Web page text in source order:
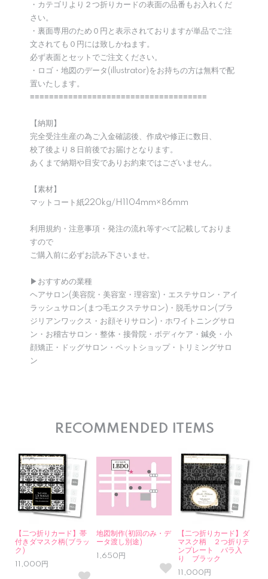
・カテゴリより２つ折りカードの表面の品番もお入れくだ
さい。
・裏面専用のため０円と表示されておりますが単品でご注
文されても０円には致しかねます。
必ず表面とセットでご注文ください。
・ロゴ・地図のデータ(illustrator)をお持ちの方は無料で配
置いたします。
≡≡≡≡≡≡≡≡≡≡≡≡≡≡≡≡≡≡≡≡≡≡≡≡≡≡≡≡≡≡≡≡≡≡≡≡≡
【納期】
完全受注生産の為ご入金確認後、作成や修正に数日、
校了後より８日前後でお届けとなります。
あくまで納期や目安でありお約束ではございません。
【素材】
マットコート紙220kg/H1104mm×86mm
利用規約・注意事項・発注の流れ等すべて記載しておりま
すので
ご購入前に必ずお読み下さいませ。
▶︎おすすめの業種
ヘアサロン(美容院・美容室・理容室)・エステサロン・アイ
ラッシュサロン(まつ毛エクステサロン)・脱毛サロン(ブラ
ジリアンワックス・お顔そりサロン)・ホワイトニングサロ
ン・お稽古サロン・整体・接骨院・ボディケア・鍼灸・小
顔矯正・ドッグサロン・ペットショップ・トリミングサロ
ン
RECOMMENDED ITEMS
【二つ折りカード】帯
付きダマスク柄(ブラッ
ク)
11,000円
地図制作(初回のみ・デ
ータ渡し別途)
1,650円
【二つ折りカード】ダ
マスク柄 ２つ折りテ
ンプレート バラ入
り ブラック
11,000円